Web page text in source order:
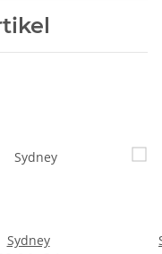
Sydney